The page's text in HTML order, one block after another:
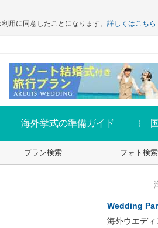
用に同意したことになります。 詳しくはこちら
海外挙式の準備ガイド
プラン検索 フォト検索
Wedding
海外ウエデ